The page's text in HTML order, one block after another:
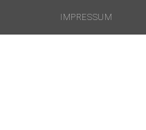
IMPRESSUM